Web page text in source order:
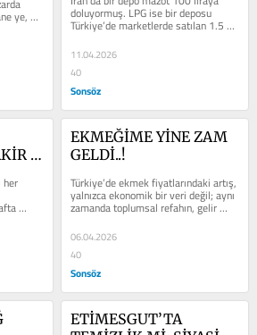
ye, doluyormuş. LPG ise bir deposu
Türkiye’de marketlerde satılan 1.5
litrelik sudan daha ucuzmuş. Hemen
akla...
11.04.2026
40
Sonsöz
her
EKMEĞİME YİNE ZAM
GELDİ..!
Türkiye’de ekmek fiyatlarındaki artış,
yalnızca ekonomik bir veri değil; aynı
zamanda toplumsal refahın, gelir
dağılımının ve yönetim...
06.04.2026
40
Sonsöz
ETİMESGUT’TA